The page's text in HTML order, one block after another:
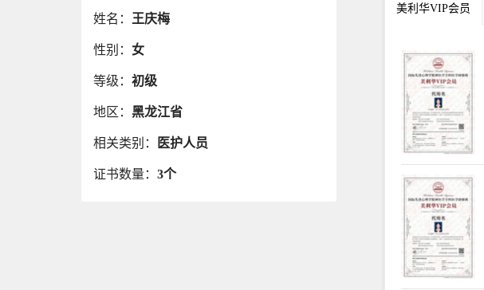
姓名： 王庆梅
性别： 女
等级： 初级
地区： 黑龙江省
相关类别： 医护人员
证书数量： 3个
美利华VIP会员